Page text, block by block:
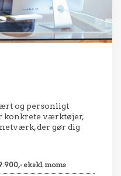
og personligt
konkrete værktøjer,
der gør dig
ekskl. moms